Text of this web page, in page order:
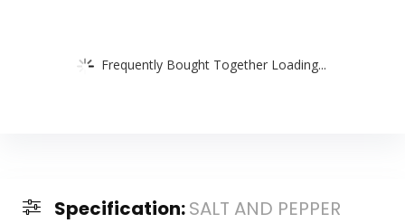
Frequently Bought Together Loading...
Specification:SALT AND PEPPER